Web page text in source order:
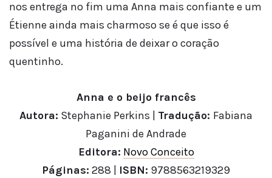
nos entrega no fim uma Anna mais confiante e um
Étienne ainda mais charmoso se é que isso é
possível e uma história de deixar o coração
quentinho.
Anna e o beijo francês
Autora: Stephanie Perkins | Tradução: Fabiana
Paganini de Andrade
Editora: Novo Conceito
Páginas: 288 | ISBN: 9788563219329